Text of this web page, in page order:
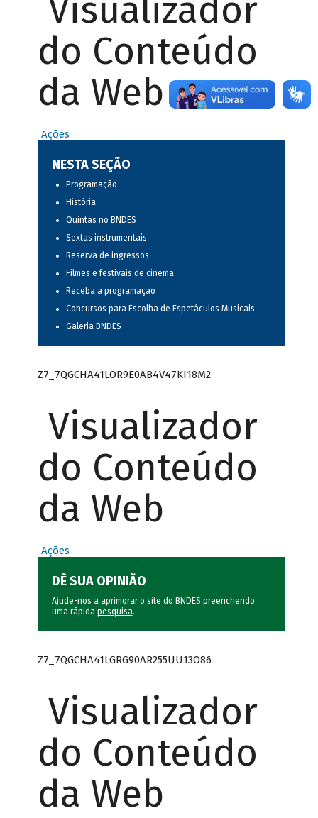
Visualizador
do Conteúdo
da Web
Ações
NESTA SEÇÃO
Programação
História
Quintas no BNDES
Sextas instrumentais
Reserva de ingressos
Filmes e festivais de cinema
Receba a programação
Concursos para Escolha de Espetáculos Musicais
Galeria BNDES
Z7_7QGCHA41LOR9E0AB4V47KI18M2
Visualizador
do Conteúdo
da Web
Ações
DÊ SUA OPINIÃO
Ajude-nos a aprimorar o site do BNDES preenchendo
uma rápida pesquisa.
Z7_7QGCHA41LGRG90AR255UU13O86
Visualizador
do Conteúdo
da Web